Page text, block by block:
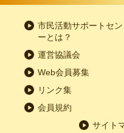
市民活動サポートセン
ーとは？
運営協議会
Web会員募集
リンク集
会員規約
サイト